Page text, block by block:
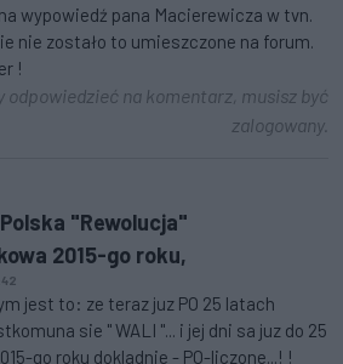
wypowiedź pana Macierewicza w tvn.
nie zostało to umieszczone na forum.
!
odpowiedzieć na komentarz, musisz być
zalogowany.
"Rewolucja"
2015-go roku,
jest to: ze teraz juz PO 25 latach
sie " WALI "... i jej dni sa juz do 25
go roku dokladnie - PO-liczone...! !